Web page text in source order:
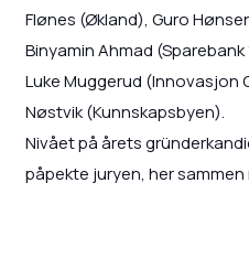
Flønes (Økland), Guro
Binyamin Ahmad
Luke Muggerud (Innovasjon
Nøstvik (Kunnskapsbyen).
Nivået på årets
påpekte juryen, her